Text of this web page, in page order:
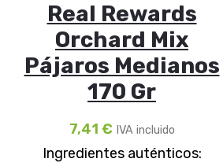
Real Rewards
Orchard Mix
Pájaros Medianos
170 Gr
7,41 € IVA incluido
Ingredientes auténticos: